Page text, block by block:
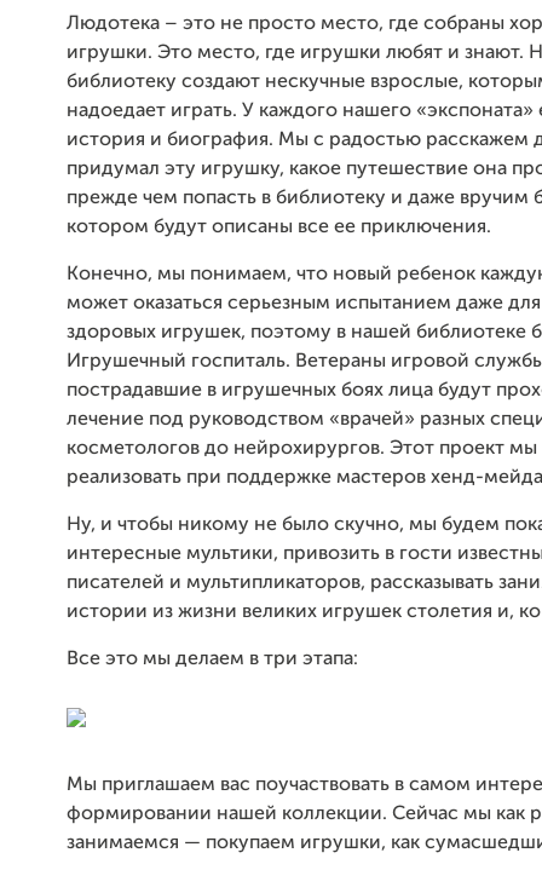
Людотека – это не просто место, где собраны
игрушки. Это место, где игрушки любят и знают.
библиотеку создают нескучные взрослые,
надоедает играть. У каждого нашего «экспоната»
история и биография. Мы с радостью расскажем
придумал эту игрушку, какое путешествие она
прежде чем попасть в библиотеку и даже вручим
котором будут описаны все ее приключения.
Конечно, мы понимаем, что новый ребенок
может оказаться серьезным испытанием даже
здоровых игрушек, поэтому в нашей библиотеке
Игрушечный госпиталь. Ветераны игровой
пострадавшие в игрушечных боях лица будут
лечение под руководством «врачей» разных
косметологов до нейрохирургов. Этот проект
реализовать при поддержке мастеров хенд-
Ну, и чтобы никому не было скучно, мы будем
интересные мультики, привозить в гости
писателей и мультипликаторов, рассказывать
истории из жизни великих игрушек столетия и,
Все это мы делаем в три этапа:
Мы приглашаем вас поучаствовать в самом
формировании нашей коллекции. Сейчас мы как
занимаемся — покупаем игрушки, как